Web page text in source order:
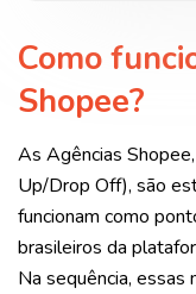
Como
Shopee?
As Agências
Up/Drop Off), são
funcionam como
brasileiros da
Na sequência, essas